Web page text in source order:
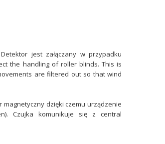
jest załączany w przypadku
the handling of roller blinds. This is
are filtered out so that wind
dzięki czemu urządzenie
Czujka komunikuje się z central